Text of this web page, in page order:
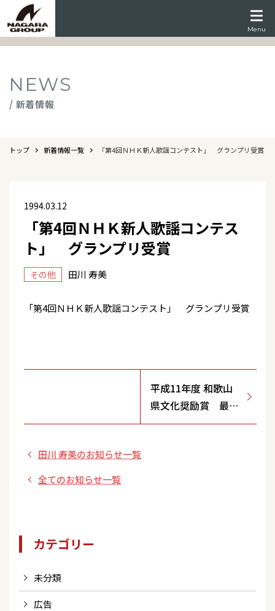
Menu
NEWS
/ 新着情報
トップ 新着情報一覧 「第4回ＮＨＫ新人歌謡コンテスト」 グランプリ受賞
1994.03.12
「第4回ＮＨＫ新人歌謡コンテス
ト」 グランプリ受賞
その他 田川 寿美
「第4回ＮＨＫ新人歌謡コンテスト」 グランプリ受賞
平成11年度 和歌山
県文化奨励賞 最年
少受賞
田川 寿美のお知らせ一覧
全てのお知らせ一覧
カテゴリー
未分類
広告